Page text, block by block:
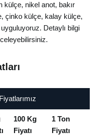
külçe, nikel anot, bakır
çinko külçe, kalay külçe,
Detaylı bilgi
100 Kg
Fiyatı
1 Ton
Fiyatı